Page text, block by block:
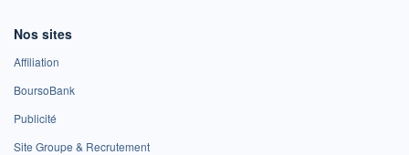
Nos sites
Affiliation
BoursoBank
Publicité
Site Groupe & Recrutement